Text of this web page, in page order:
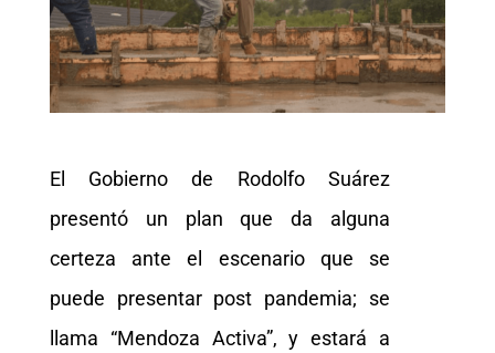
El Gobierno de Rodolfo Suárez
presentó un plan que da alguna
certeza ante el escenario que se
puede presentar post pandemia; se
llama “Mendoza Activa”, y estará a